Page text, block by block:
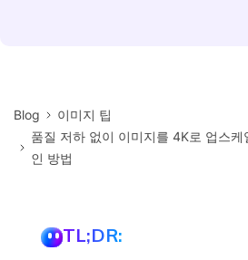
Blog
이미지 팁
품질 저하 없이 이미지를 4K로 업스
인 방법
TL;DR: